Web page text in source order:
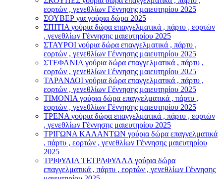
εορτών , γενεθλίων Γέννησης μαιευτηρίου 2025
ΣΟΥΒΕΡ για γούρια δώρα 2025
ΣΠΙΤΙΑ γούρια δώρα επαγγελματικά , πάρτυ , εορτών
, γενεθλίων Γέννησης μαιευτηρίου 2025
ΣΤΑΥΡΟI γούρια δώρα επαγγελματικά , πάρτυ ,
εορτών , γενεθλίων Γέννησης μαιευτηρίου 2025
ΣΤΕΦΑΝΙΑ γούρια δώρα επαγγελματικά , πάρτυ ,
εορτών , γενεθλίων Γέννησης μαιευτηρίου 2025
ΤΑΡΑΝΔΟΙ γούρια δώρα επαγγελματικά , πάρτυ ,
εορτών , γενεθλίων Γέννησης μαιευτηρίου 2025
ΤΙΜΟΝΙA γούρια δώρα επαγγελματικά , πάρτυ ,
εορτών , γενεθλίων Γέννησης μαιευτηρίου 2025
ΤΡΕΝΑ γούρια δώρα επαγγελματικά , πάρτυ , εορτών
, γενεθλίων Γέννησης μαιευτηρίου 2025
ΤΡΙΓΩΝΑ ΚΑΛΑΝΤΩΝ γούρια δώρα επαγγελματικά
, πάρτυ , εορτών , γενεθλίων Γέννησης μαιευτηρίου
2025
ΤΡΙΦΥΛΙΑ ΤΕΤΡΑΦΥΛΛΑ γούρια δώρα
επαγγελματικά , πάρτυ , εορτών , γενεθλίων Γέννησης